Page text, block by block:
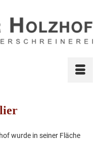
wurde in seiner Fläche